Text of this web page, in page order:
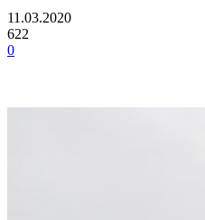
11.03.2020
622
0